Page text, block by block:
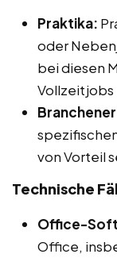
Praktika:
oder
bei diesen
Vollzeitjobs
von Vorteil
Technische
Office-
Office,